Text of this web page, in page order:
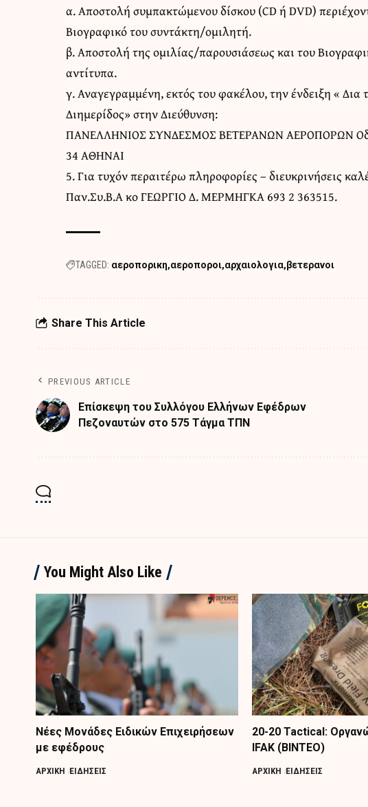
α. Αποστολή συμπακτώμενου δίσκου (CD ή DVD)
Βιογραφικό του συντάκτη/ομιλητή.
β. Αποστολή της ομιλίας/παρουσιάσεως και του
αντίτυπα.
γ. Αναγεγραμμένη, εκτός του φακέλου, την ένδειξη «
Διημερίδος» στην Διεύθυνση:
ΠΑΝΕΛΛΗΝΙΟΣ ΣΥΝΔΕΣΜΟΣ ΒΕΤΕΡΑΝΩΝ ΑΕΡΟΠΟΡΩΝ
34 ΑΘΗΝΑΙ
5. Για τυχόν περαιτέρω πληροφορίες – διευκρινήσεις
Παν.Συ.Β.Α κο ΓΕΩΡΓΙΟ Δ. ΜΕΡΜΗΓΚΑ 693 2 363515.
TAGGED: αεροπορικη αεροποροι αρχαιολογια βετερανοι
Share This Article
PREVIOUS ARTICLE
Επίσκεψη του Συλλόγου Ελλήνων Εφέδρων
Πεζοναυτών στο 575 Τάγμα ΤΠΝ
You Might Also Like
Nέες Μονάδες Ειδικών Επιχειρήσεων
με εφέδρους
ΑΡΧΙΚΗ ΕΙΔΗΣΕΙΣ
20-20 Tactical:
IFAK (ΒΙΝΤΕΟ)
ΑΡΧΙΚΗ ΕΙΔΗΣΕΙΣ